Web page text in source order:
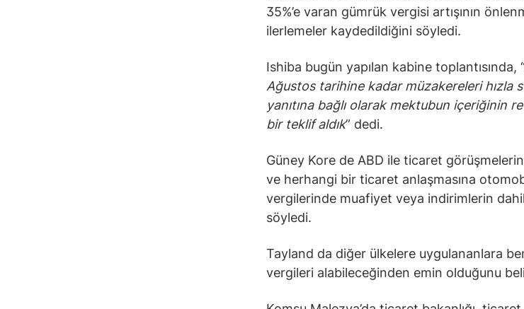
35%’e varan gümrük vergisi artışının
ilerlemeler kaydedildiğini söyledi.
Ishiba bugün yapılan kabine toplantısında,
Ağustos tarihine kadar müzakereleri hızla
yanıtına bağlı olarak mektubun içeriğinin
bir teklif aldık” dedi.
Güney Kore de ABD ile ticaret görüşmelerini
ve herhangi bir ticaret anlaşmasına
vergilerinde muafiyet veya indirimlerin
söyledi.
Tayland da diğer ülkelere uygulananlara
vergileri alabileceğinden emin olduğunu